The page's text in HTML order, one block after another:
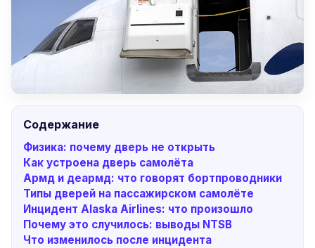
Содержание
Физика: почему дверь не открыть
Как устроена дверь самолёта
Армд и деармд: что говорят бортпроводники
Типы дверей на пассажирском самолёте
Инцидент Alaska Airlines: что произошло
Почему это случилось: выводы NTSB
Что изменилось после инцидента